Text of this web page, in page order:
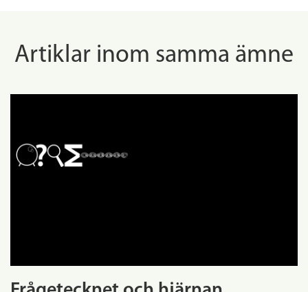
Artiklar inom samma ämne